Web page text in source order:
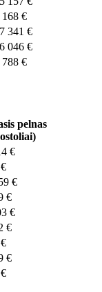
168 €
341 €
046 €
788 €
pelnas
€
€
€
€
€
€